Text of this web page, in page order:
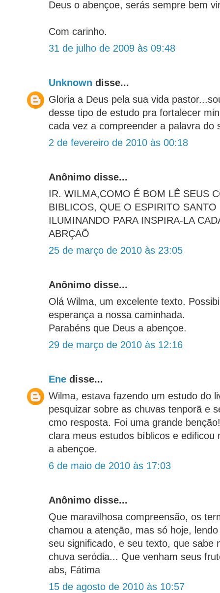
Deus o abençoe, serás sempre bem
Com carinho.
31 de julho de 2009 às 09:48
Unknown disse...
Gloria a Deus pela sua vida
desse tipo de estudo pra fortalecer
cada vez a compreender a palavra do
2 de fevereiro de 2010 às 00:18
Anônimo disse...
IR. WILMA,COMO É BOM LÊ SEUS
BIBLICOS, QUE O ESPIRITO SANTO
ILUMINANDO PARA INSPIRA-LA
ABRÇAÕ
25 de março de 2010 às 23:05
Anônimo disse...
Olá Wilma, um excelente texto.
esperança a nossa caminhada.
Parabéns que Deus a abençoe.
29 de março de 2010 às 12:16
Ene disse...
Wilma, estava fazendo um estudo do
pesquizar sobre as chuvas tenporã e
cmo resposta. Foi uma grande
clara meus estudos bíblicos e edificou
a abençoe.
6 de maio de 2010 às 17:03
Anônimo disse...
Que maravilhosa compreensão, os
chamou a atenção, mas só hoje,
seu significado, e seu texto, que sabe
chuva seródia... Que venham seus
abs, Fátima
15 de agosto de 2010 às 10:57